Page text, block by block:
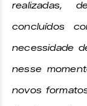
realizadas,
concluídos
necessidade
nesse
novos